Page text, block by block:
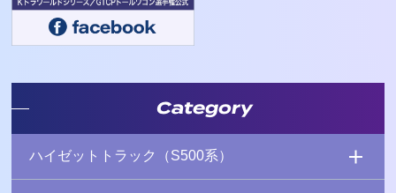
Category
ハイゼットトラック（S500系）